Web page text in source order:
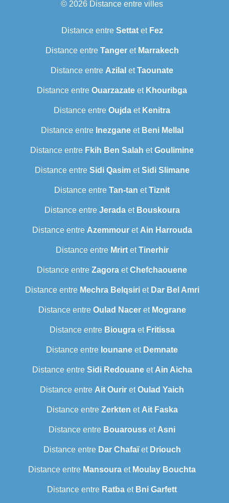
© 2026 Distance entre villes
Distance entre Settatet Fez
Distance entre Tangeret Marrakech
Distance entre Azilal etTaounate
Distance entre Ouarzazate et Khouribga
Distance entre Oujda et Kenitra
Distance entre Inezganeet Beni Mellal
Distance entre Fkih Ben Salah etGoulimine
Distance entre Sidi QasimetSidi Slimane
Distance entre Tan-tan etTiznit
Distance entre Jeradaet Bouskoura
Distance entre Azemmouret Ain Harrouda
Distance entre MrirtetTinerhir
Distance entre Zagora etChefchaouene
Distance entre Mechra Belqsiriet Dar Bel Amri
Distance entre Oulad Naceret Mograne
Distance entre Biougraet Fritissa
Distance entre Iounane et Demnate
Distance entre Sidi Redouaneet Ain Aicha
Distance entre Ait Ourir etOulad Yaich
Distance entre Zerkten et Ait Faska
Distance entre Bouarouss et Asni
Distance entre Dar Chafaïet Driouch
Distance entre Mansoura et Moulay Bouchta
Distance entre Ratba et Bni Garfett